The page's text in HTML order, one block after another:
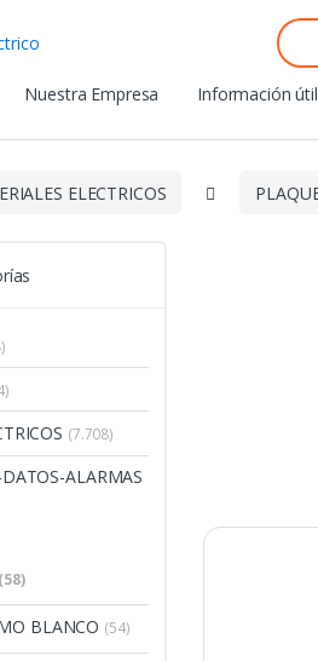
for:
Nuestra Empresa Información útil
ELECTRICOS
(7.708)
ALARMAS
(58)
BLANCO (54)